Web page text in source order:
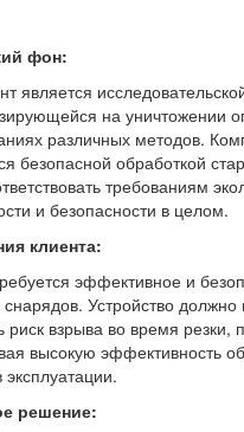
фон:
является
на уничтожении
различных методов.
безопасной обработкой
требованиям
и безопасности в целом.
клиента:
эффективное и
снарядов. Устройство
риск взрыва во время резки,
высокую эффективность
эксплуатации.
решение: